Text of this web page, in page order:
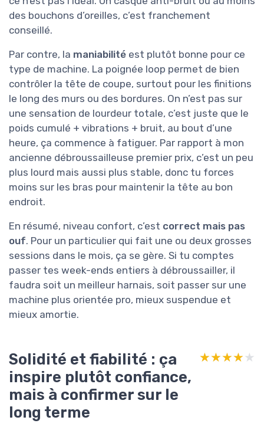
des bouchons d’oreilles, c’est franchement
conseillé.
Par contre, la maniabilité est plutôt bonne pour ce
type de machine. La poignée loop permet de bien
contrôler la tête de coupe, surtout pour les finitions
le long des murs ou des bordures. On n’est pas sur
une sensation de lourdeur totale, c’est juste que le
poids cumulé + vibrations + bruit, au bout d’une
heure, ça commence à fatiguer. Par rapport à mon
ancienne débroussailleuse premier prix, c’est un peu
plus lourd mais aussi plus stable, donc tu forces
moins sur les bras pour maintenir la tête au bon
endroit.
En résumé, niveau confort, c’est correct mais pas
ouf. Pour un particulier qui fait une ou deux grosses
sessions dans le mois, ça se gère. Si tu comptes
passer tes week-ends entiers à débroussailler, il
faudra soit un meilleur harnais, soit passer sur une
machine plus orientée pro, mieux suspendue et
mieux amortie.
Solidité et fiabilité : ça
inspire plutôt confiance,
mais à confirmer sur le
long terme
★★★★★
★★★★★